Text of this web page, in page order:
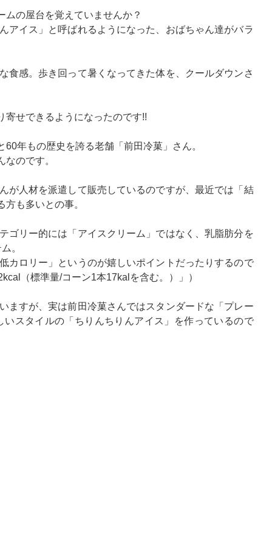
の屋台を覚えていませんか？
アイス」と呼ばれるようになった、おばちゃん達がバラ
食感。歩き回って暑くなってきた体を、クールダウンさ
寄せできるようになったのです!!
年もの歴史を誇る老舗「前田冷菓」さん。
のです。
が人材を派遣して販売しているのですが、最近では「結
も多いとの事。
ゴリー的には「アイスクリーム」ではなく、乳脂肪分を
。
カロリー」というのが嬉しいポイントだったりするので
（標準量/コーン1本17kalを含む。）」）
ますが、実は前田冷菓さんではスタンダードな「プレー
スタイルの「ちりんちりんアイス」を作っているので